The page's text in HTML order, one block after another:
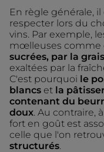
En règle générale,
respecter lors du
vins. Par exemple,
mœlleuses comme
sucrées, par la
exaltées par la
C'est pourquoi le
blancs et la
contenant du
doux. Au contraire,
fort en goût est
celle que l'on
structurés.